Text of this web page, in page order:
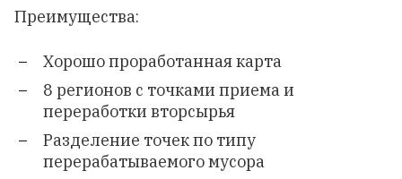
Преимущества:
Хорошо проработанная карта
8 регионов с точками приема и
переработки вторсырья
Разделение точек по типу
перерабатываемого мусора